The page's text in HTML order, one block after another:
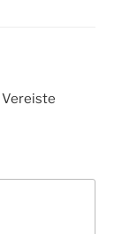
Vereiste